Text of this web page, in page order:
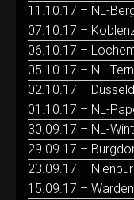
11.10.17 – NL-
07.10.17 –
06.10.17 –
05.10.17 – NL-
02.10.17 –
01.10.17 – NL-
30.09.17 – NL-
29.09.17 –
23.09.17 –
15.09.17 –